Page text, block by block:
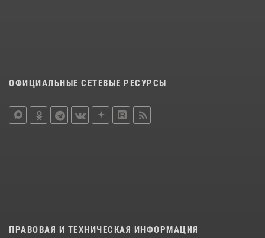
ОФИЦИАЛЬНЫЕ СЕТЕВЫЕ РЕСУРСЫ
ПРАВОВАЯ И ТЕХНИЧЕСКАЯ ИНФОРМАЦИЯ